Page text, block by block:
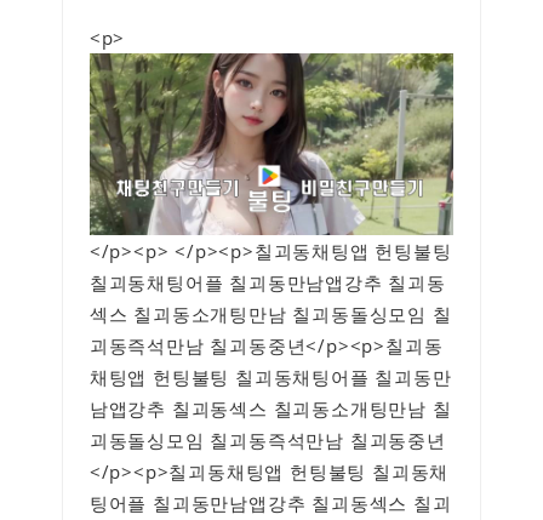
<p>
</p><p> </p><p>칠괴동채팅앱 헌팅불팅
칠괴동채팅어플 칠괴동만남앱강추 칠괴동
섹스 칠괴동소개팅만남 칠괴동돌싱모임 칠
괴동즉석만남 칠괴동중년</p><p>칠괴동
채팅앱 헌팅불팅 칠괴동채팅어플 칠괴동만
남앱강추 칠괴동섹스 칠괴동소개팅만남 칠
괴동돌싱모임 칠괴동즉석만남 칠괴동중년
</p><p>칠괴동채팅앱 헌팅불팅 칠괴동채
팅어플 칠괴동만남앱강추 칠괴동섹스 칠괴